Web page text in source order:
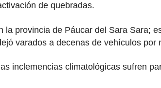
de quebradas.
la provincia de Páucar del Sara Sara;
varados a decenas de vehículos por
inclemencias climatológicas sufren